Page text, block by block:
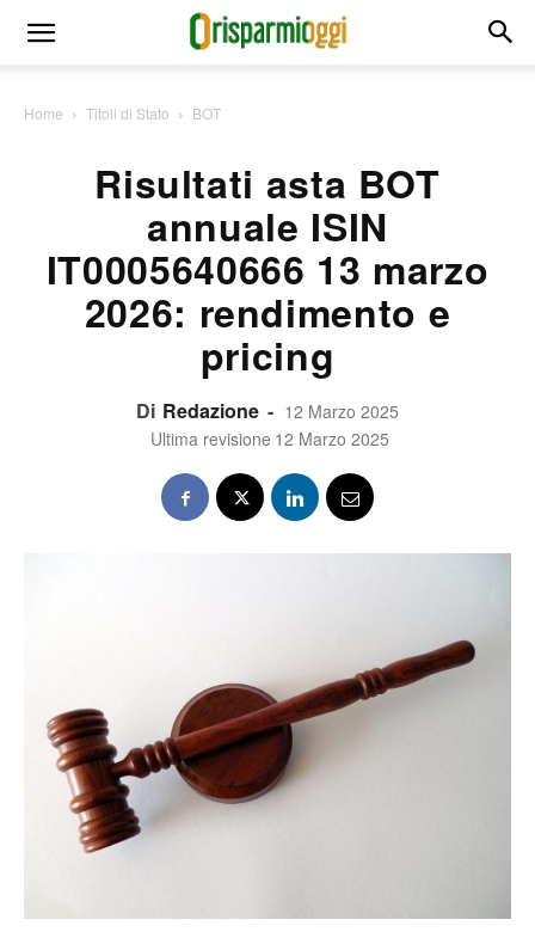
Home Titoli di Stato BOT
Risultati asta BOT
annuale ISIN
IT0005640666 13 marzo
2026: rendimento e
pricing
Di Redazione - 12 Marzo 2025
Ultima revisione 12 Marzo 2025